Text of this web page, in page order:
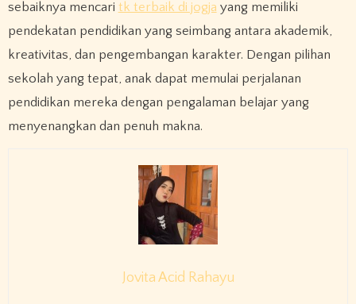
sebaiknya mencari tk terbaik di jogja yang memiliki
pendekatan pendidikan yang seimbang antara akademik,
kreativitas, dan pengembangan karakter. Dengan pilihan
sekolah yang tepat, anak dapat memulai perjalanan
pendidikan mereka dengan pengalaman belajar yang
menyenangkan dan penuh makna.
Jovita Acid Rahayu